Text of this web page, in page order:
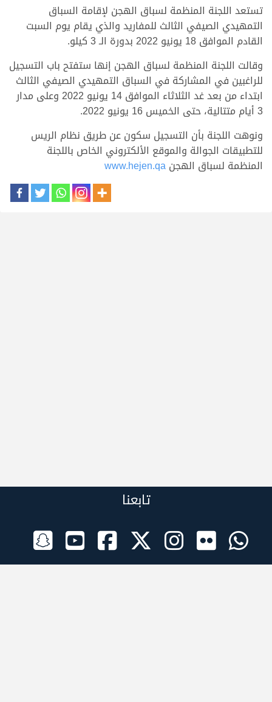
تستعد اللجنة المنظمة لسباق الهجن لإقامة السباق
التمهيدي الصيفي الثالث للمفاريد والذي يقام يوم السبت
القادم الموافق 18 يونيو 2022 بدورة الـ 3 كيلو.
وقالت اللجنة المنظمة لسباق الهجن إنها ستفتح باب التسجيل
للراغبين في المشاركة في السباق التمهيدي الصيفي الثالث
ابتداء من بعد غد الثلاثاء الموافق 14 يونيو 2022 وعلى مدار
3 أيام متتالية، حتى الخميس 16 يونيو 2022.
ونوهت اللجنة بأن التسجيل سكون عن طريق نظام الريس
للتطبيقات الجوالة والموقع الألكتروني الخاص باللجنة
المنظمة لسباق الهجنwww.hejen.qa
تابعنا